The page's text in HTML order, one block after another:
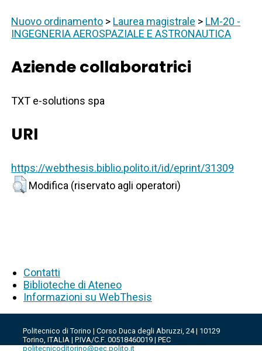
Nuovo ordinamento > Laurea magistrale > LM-20 -
INGEGNERIA AEROSPAZIALE E ASTRONAUTICA
Aziende collaboratrici
TXT e-solutions spa
URI
https://webthesis.biblio.polito.it/id/eprint/31309
Modifica (riservato agli operatori)
Contatti
Biblioteche di Ateneo
Informazioni su WebThesis
Politecnico di Torino | Corso Duca degli Abruzzi, 24 | 10129
Torino, ITALIA | P.IVA/C.F. 00518460019 | PEC
politecnicoditorino@pec.polito.it